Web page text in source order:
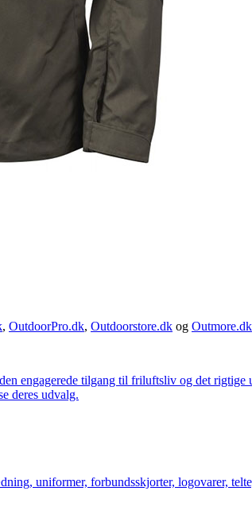
, OutdoorPro.dk, Outdoorstore.dk og Outmore.dk
engagerede tilgang til friluftsliv og det
deres udvalg.
uniformer, forbundsskjorter, logovarer,